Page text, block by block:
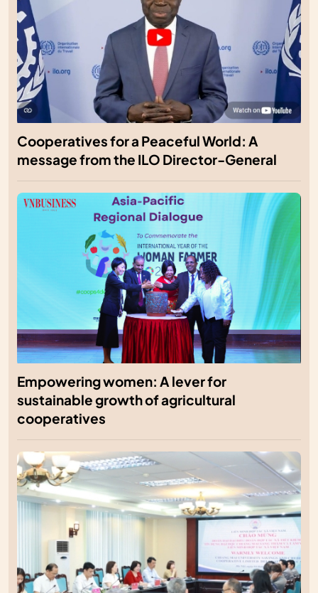
Cooperatives for a Peaceful World: A
message from the ILO Director-General
Empowering women: A lever for
sustainable growth of agricultural
cooperatives